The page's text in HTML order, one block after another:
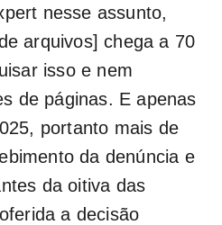
nesse assunto,
arquivos] chega a 70
isso e nem
de páginas. E apenas
portanto mais de
da denúncia e
da oitiva das
a decisão